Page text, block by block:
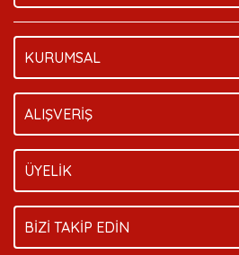
KURUMSAL
ALIŞVERİŞ
ÜYELİK
BİZİ TAKİP EDİN